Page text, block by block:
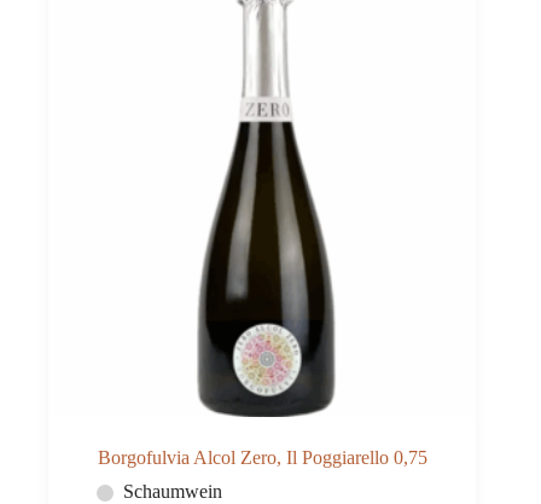
Borgofulvia Alcol Zero, Il Poggiarello 0,75
Schaumwein